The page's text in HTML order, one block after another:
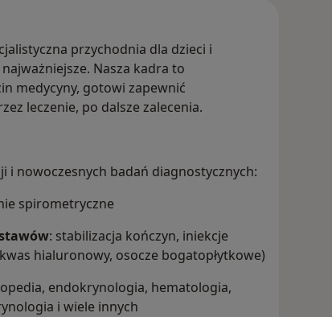
u
przychodnia dla dzieci i
Nasza kadra to
medycyny, gotowi zapewnić
leczenie, po dalsze zalecenia.
nowoczesnych badań diagnostycznych:
spirometryczne
: stabilizacja kończyn, iniekcje
hialuronowy, osocze bogatopłytkowe)
endokrynologia, hematologia,
i wiele innych